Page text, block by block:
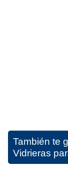
También te
Vidrieras